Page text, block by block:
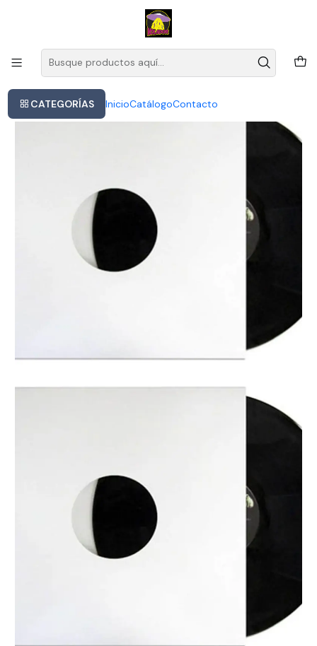
CATEGORÍAS InicioCatálogoContacto
Este es el texto del slide